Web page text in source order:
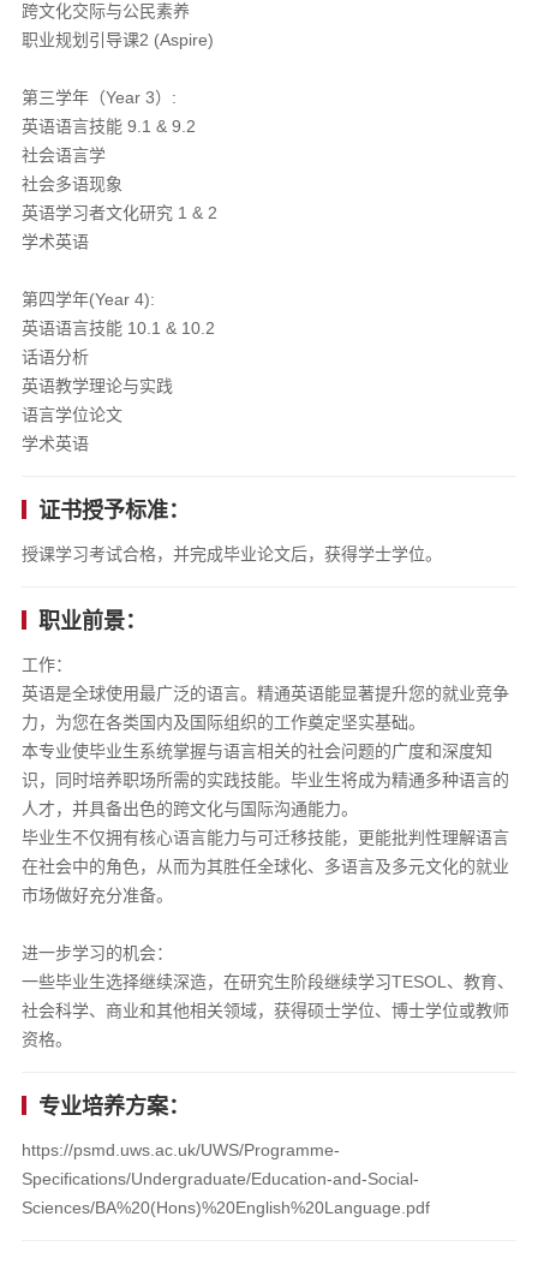
跨文化交际与公民素养
职业规划引导课2 (Aspire)
第三学年（Year 3）:
英语语言技能 9.1 & 9.2
社会语言学
社会多语现象
英语学习者文化研究 1 & 2
学术英语
第四学年(Year 4):
英语语言技能 10.1 & 10.2
话语分析
英语教学理论与实践
语言学位论文
学术英语
证书授予标准：
授课学习考试合格，并完成毕业论文后，获得学士学位。
职业前景：
工作：
英语是全球使用最广泛的语言。​精通英语能显著提升您的就业竞争
力，为您在各类国内及国际组织的工作奠定坚实基础。
本专业使毕业生系统掌握与语言相关的社会问题的广度和深度知
识，同时培养职场所需的实践技能。毕业生将成为精通多种语言的
人才，并具备出色的跨文化与国际沟通能力。
毕业生不仅拥有核心语言能力与可迁移技能，更能批判性理解语言
在社会中的角色，从而为其胜任全球化、多语言及多元文化的就业
市场做好充分准备。
进一步学习的机会：
一些毕业生选择继续深造，在研究生阶段继续学习TESOL、教育、
社会科学、商业和其他相关领域，获得硕士学位、博士学位或教师
资格。
专业培养方案：
https://psmd.uws.ac.uk/UWS/Programme-
Specifications/Undergraduate/Education-and-Social-
Sciences/BA%20(Hons)%20English%20Language.pdf